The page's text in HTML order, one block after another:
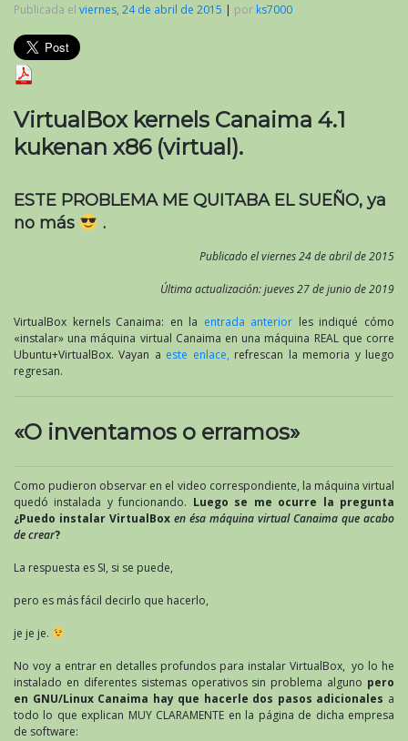
Publicada el viernes, 24 de abril de 2015 | por ks7000
VirtualBox kernels Canaima 4.1
kukenan x86 (virtual).
ESTE PROBLEMA ME QUITABA EL SUEÑO, ya
no más
.
Publicado el viernes 24 de abril de 2015
Última actualización: jueves 27 de junio de 2019
VirtualBox kernels Canaima: en la entrada anterior les indiqué cómo
«instalar» una máquina virtual Canaima en una máquina REAL que corre
Ubuntu+VirtualBox. Vayan a este enlace, refrescan la memoria y luego
regresan.
«O inventamos o erramos»
Como pudieron observar en el video correspondiente, la máquina virtual
quedó instalada y funcionando. Luego se me ocurre la pregunta
¿Puedo instalar VirtualBox en ésa máquina virtual Canaima que acabo
de crear?
La respuesta es SI, si se puede,
pero es más fácil decirlo que hacerlo,
je je je.
No voy a entrar en detalles profundos para instalar VirtualBox, yo lo he
instalado en diferentes sistemas operativos sin problema alguno pero
en GNU/Linux Canaima hay que hacerle dos pasos adicionales a
todo lo que explican MUY CLARAMENTE en la página de dicha empresa
de software: